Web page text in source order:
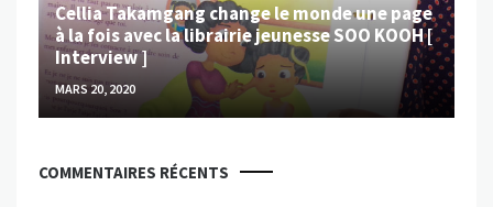
Cellia Takamgang change le monde une page
à la fois avec la librairie jeunesse SOO KOOH [
Interview ]
MARS 20, 2020
COMMENTAIRES RÉCENTS